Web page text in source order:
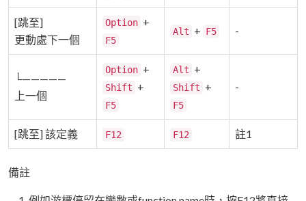
[跳至]
更動處下一個
Option +
F5
Alt + F5 -
└—————
上一個
Option +
Shift +
F5
Alt +
Shift +
F5
-
[跳至] 該定義 F12 F12 註1
備註